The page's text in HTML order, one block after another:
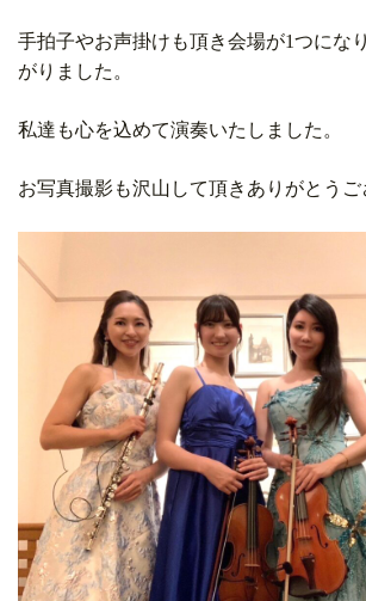
手拍子やお声掛けも頂き会場が1つにな
がりました。
私達も心を込めて演奏いたしました。
お写真撮影も沢山して頂きありがとうご